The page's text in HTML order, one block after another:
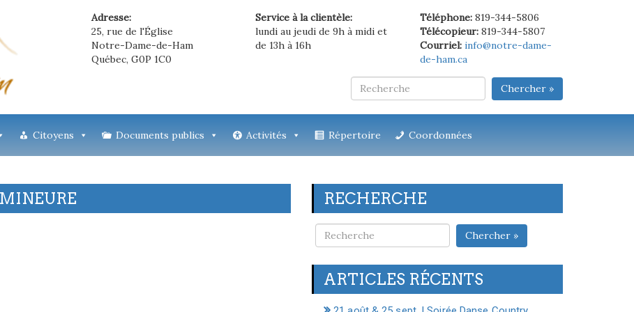
Adresse:
25, rue de l'Église
Notre-Dame-de-Ham
Québec, G0P 1C0
Service à la clientèle:
lundi au jeudi de 9h à midi et
de 13h à 16h
Téléphone:819-344-5806
Télécopieur:819-344-5807
Courriel: info@notre-dame-
de-ham.ca
Chercher »
Citoyens Documents publics Activités Répertoire Coordonnées
RECHERCHE
Chercher »
ARTICLES RÉCENTS